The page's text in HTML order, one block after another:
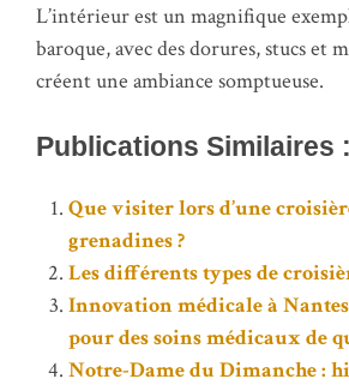
L’intérieur est un magnifique
baroque, avec des dorures, stucs et
créent une ambiance somptueuse.
Publications Similaires :
Que visiter lors d’une
grenadines ?
Les différents types de
Innovation médicale à
pour des soins médicaux de
Notre-Dame du Dimanche :